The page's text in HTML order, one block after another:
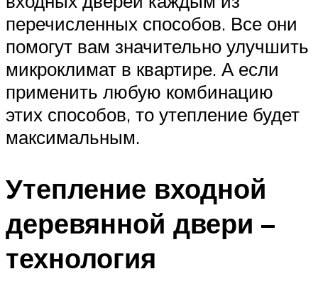
перечисленных способов. Все они
помогут вам значительно улучшить
микроклимат в квартире. А если
применить любую комбинацию
этих способов, то утепление будет
максимальным.
Утепление входной
деревянной двери –
технология